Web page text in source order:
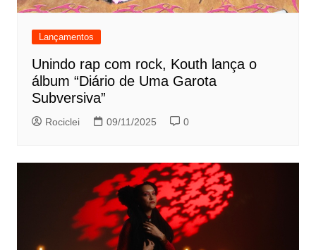
Lançamentos
Unindo rap com rock, Kouth lança o
álbum “Diário de Uma Garota
Subversiva”
Rociclei 09/11/2025 0